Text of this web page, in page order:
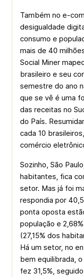
Também no e-
desigualdade
consumo e
mais de 40
Social Miner
brasileiro e seu
semestre do ano
que se vê é uma
das receitas no
do País.
cada 10
comércio
Sozinho, São
habitantes, fica
setor. Mas já foi
respondia por
ponta oposta
população e
(27,15% dos
Há um setor, no
bem equilibrada,
fez 31,5%,